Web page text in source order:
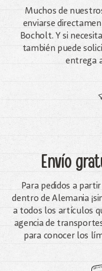
Muchos de
enviarse
Bocholt. Y si
también puede
entrega
Envío
Para pedidos a
dentro de Alemania
a todos los artículos
agencia de
para conocer los